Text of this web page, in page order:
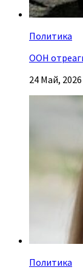
Политика
ООН
24 Май, 2026
Политика